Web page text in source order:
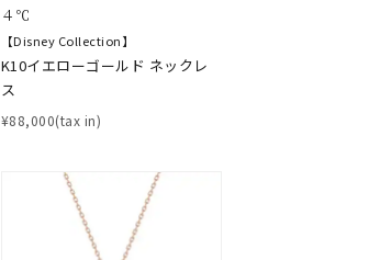
４℃
【Disney Collection】
K10イエローゴールド ネックレ
ス
¥88,000(tax in)